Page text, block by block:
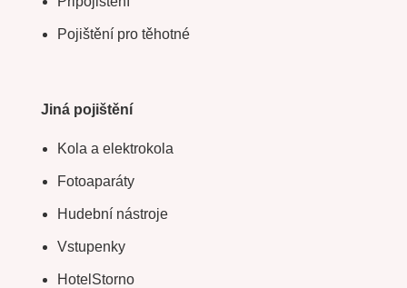
Pojištění pro těhotné
Jiná pojištění
Kola a elektrokola
Fotoaparáty
Hudební nástroje
Vstupenky
HotelStorno